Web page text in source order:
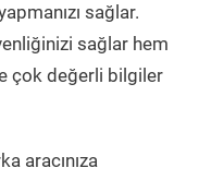
sağlar.
sağlar hem
çok değerli bilgiler
aracınıza